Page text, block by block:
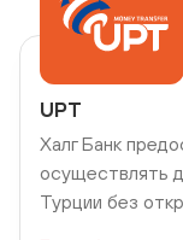
UPT
Халг Банк
осуществлять
Турции без